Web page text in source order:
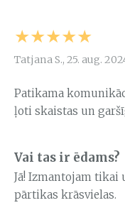
Vai tas ir ēdams?
Jā! Izmantojam tikai
pārtikas krāsvielas.
★★★★★
Tatjana S., 25. aug.
Patikama
ļoti skaistas un